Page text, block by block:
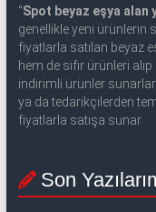
“Spot beyaz eşya alan
genellikle yeni ürünlerin
fiyatlarla satılan beyaz
hem de sıfır ürünleri
indirimli ürünler
ya da tedarikçilerden
fiyatlarla satışa sunar
Son